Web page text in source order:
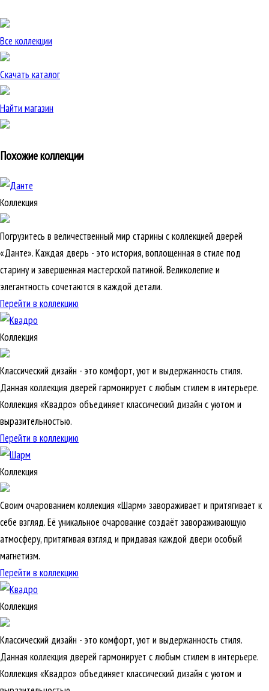
Все коллекции
Скачать каталог
Найти магазин
Похожие коллекции
Коллекция
Погрузитесь в величественный мир старины с коллекцией дверей
«Данте». Каждая дверь - это история, воплощенная в стиле под
старину и завершенная мастерской патиной. Великолепие и
элегантность сочетаются в каждой детали.
Перейти в коллекцию
Коллекция
Классический дизайн - это комфорт, уют и выдержанность стиля.
Данная коллекция дверей гармонирует с любым стилем в интерьере.
Коллекция «Квадро» объединяет классический дизайн с уютом и
выразительностью.
Перейти в коллекцию
Коллекция
Своим очарованием коллекция «Шарм» завораживает и притягивает к
себе взгляд. Её уникальное очарование создаёт завораживающую
атмосферу, притягивая взгляд и придавая каждой двери особый
магнетизм.
Перейти в коллекцию
Коллекция
Классический дизайн - это комфорт, уют и выдержанность стиля.
Данная коллекция дверей гармонирует с любым стилем в интерьере.
Коллекция «Квадро» объединяет классический дизайн с уютом и